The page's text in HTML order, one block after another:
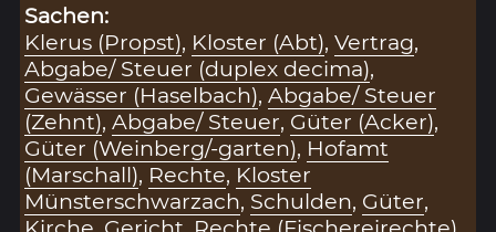
Sachen:
Klerus (Propst), Kloster (Abt),Vertrag,
Abgabe/ Steuer (duplex decima),
Gewässer (Haselbach),Abgabe/ Steuer
(Zehnt),Abgabe/ Steuer, Güter (Acker),
Güter (Weinberg/-garten), Hofamt
(Marschall), Rechte, Kloster
Münsterschwarzach, Schulden, Güter,